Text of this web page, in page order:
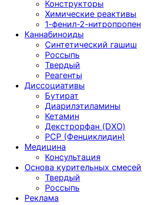
Конструкторы
Химические реактивы
1-фенил-2-нитропропен
Каннабиноиды
Синтетический гашиш
Россыпь
Твердый
Реагенты
Диссоциативы
Бутират
Диарилэтиламины
Кетамин
Декстрорфан (DXO)
PCP (Фенциклидин)
Медицина
Консультация
Основа курительных смесей
Твердый
Россыпь
Реклама